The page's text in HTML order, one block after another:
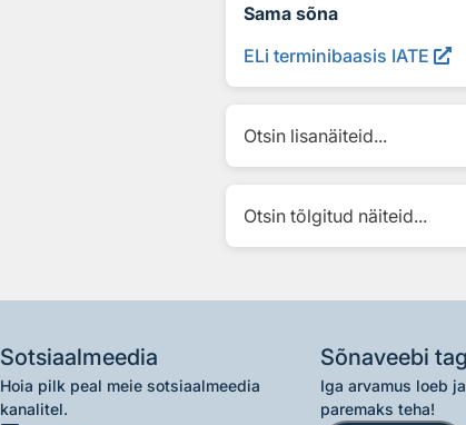
Sama sõna
ELi terminibaasis IATE
Otsin lisanäiteid...
Otsin tõlgitud näiteid...
Sotsiaalmeedia
Hoia pilk peal meie sotsiaalmeedia
kanalitel.
Sõnaveebi
Iga arvamus loeb
paremaks teha!